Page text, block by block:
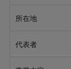
所在地
代表者